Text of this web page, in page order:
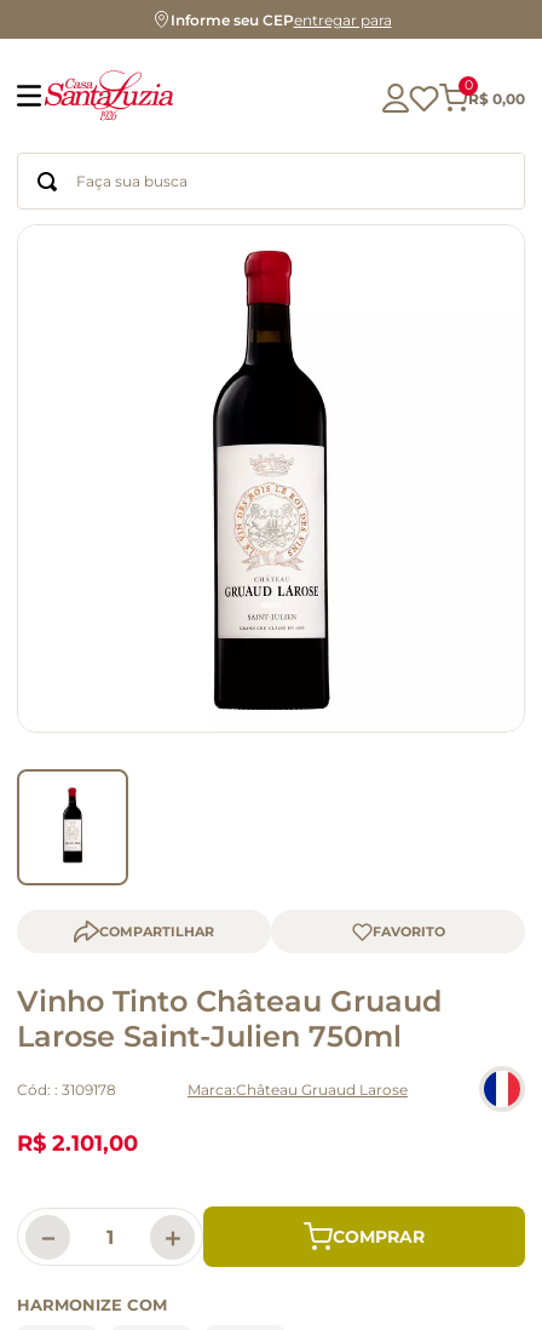
Informe seu CEPentregar para
0
R$ 0,00
Faça sua busca
COMPARTILHAR
Vinho Tinto Château Gruaud
Larose Saint-Julien 750ml
Cód: : 3109178 Château Gruaud Larose
R$ 2.101,00
＋
－
HARMONIZE COM